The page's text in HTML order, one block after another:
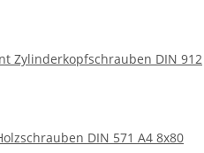
Zylinderkopfschrauben DIN 912